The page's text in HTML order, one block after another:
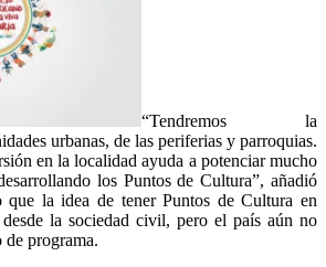
“Tendremos la
urbanas, de las periferias y parroquias.
en la localidad ayuda a potenciar mucho
los Puntos de Cultura”, añadió
que la idea de tener Puntos de Cultura en
la sociedad civil, pero el país aún no
de programa.